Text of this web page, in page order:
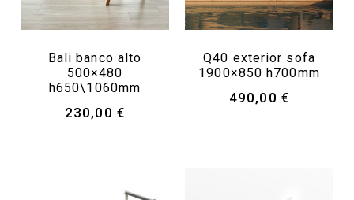
Bali banco alto
500×480
h650\1060mm
230,00 €
Q40 exterior sofa
1900×850 h700mm
490,00 €